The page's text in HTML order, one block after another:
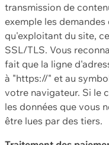
transmission de
exemple les
qu'exploitant du site,
SSL/TLS. Vous
fait que la ligne
à "https://" et au
votre navigateur. Si le
les données que vous
être lues par des tiers.